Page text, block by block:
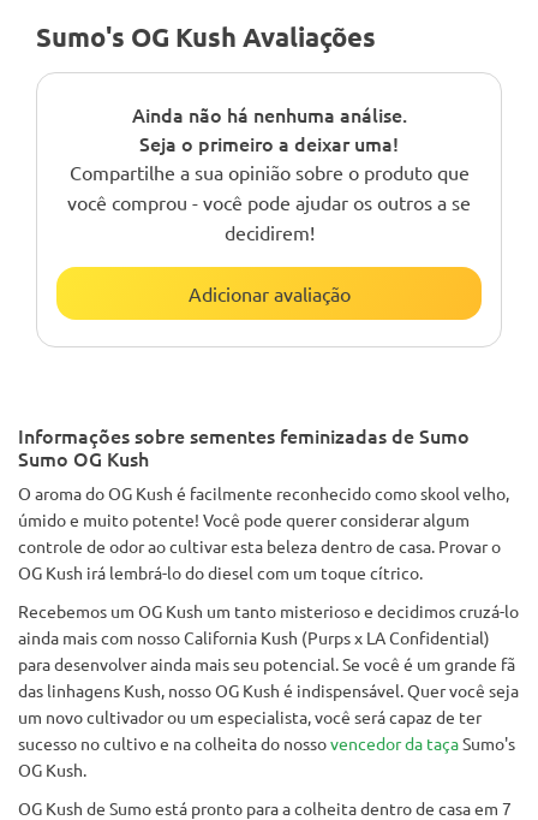
Sumo's OG Kush Avaliações
Ainda não há nenhuma análise.
Seja o primeiro a deixar uma!
Compartilhe a sua opinião sobre o produto que
você comprou - você pode ajudar os outros a se
decidirem!
Adicionar avaliação
Informações sobre sementes feminizadas de Sumo
Sumo OG Kush
O aroma do OG Kush é facilmente reconhecido como skool velho,
úmido e muito potente! Você pode querer considerar algum
controle de odor ao cultivar esta beleza dentro de casa. Provar o
OG Kush irá lembrá-lo do diesel com um toque cítrico.
Recebemos um OG Kush um tanto misterioso e decidimos cruzá-lo
ainda mais com nosso California Kush (Purps x LA Confidential)
para desenvolver ainda mais seu potencial. Se você é um grande fã
das linhagens Kush, nosso OG Kush é indispensável. Quer você seja
um novo cultivador ou um especialista, você será capaz de ter
sucesso no cultivo e na colheita do nossovencedor da taçaSumo's
OG Kush.
OG Kush de Sumo está pronto para a colheita dentro de casa em 7